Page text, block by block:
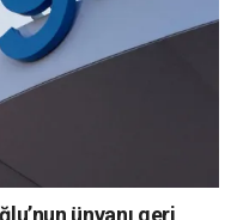
ünvanı geri